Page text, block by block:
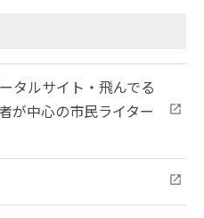
タルサイト・飛んでる
が中心の市民ライター